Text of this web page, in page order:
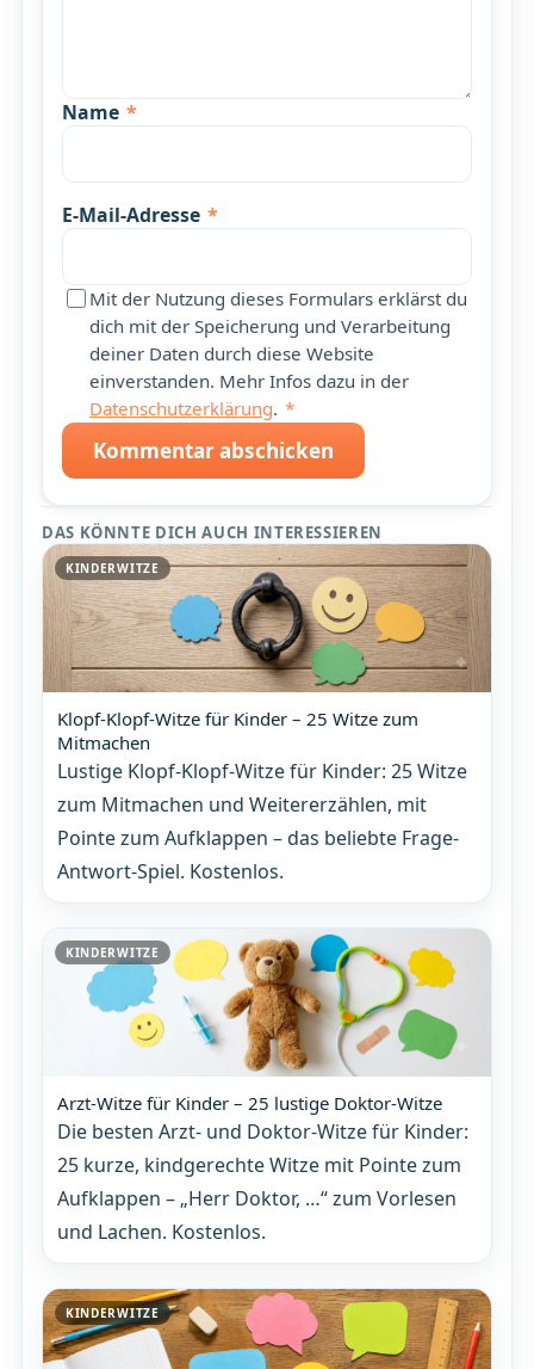
Name *
E-Mail-Adresse *
Mit der Nutzung dieses Formulars erklärst du
dich mit der Speicherung und Verarbeitung
deiner Daten durch diese Website
einverstanden. Mehr Infos dazu in der
Datenschutzerklärung. *
Kommentar abschicken
DAS KÖNNTE DICH AUCH INTERESSIEREN
KINDERWITZE
Klopf-Klopf-Witze für Kinder – 25 Witze zum
Mitmachen
Lustige Klopf-Klopf-Witze für Kinder: 25 Witze
zum Mitmachen und Weitererzählen, mit
Pointe zum Aufklappen – das beliebte Frage-
Antwort-Spiel. Kostenlos.
KINDERWITZE
Arzt-Witze für Kinder – 25 lustige Doktor-Witze
Die besten Arzt- und Doktor-Witze für Kinder:
25 kurze, kindgerechte Witze mit Pointe zum
Aufklappen – „Herr Doktor, …“ zum Vorlesen
und Lachen. Kostenlos.
KINDERWITZE